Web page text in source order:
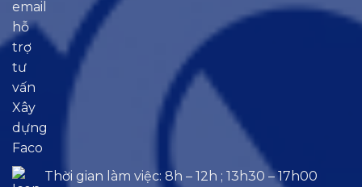
Thời gian làm việc: 8h – 12h ; 13h30 – 17h00